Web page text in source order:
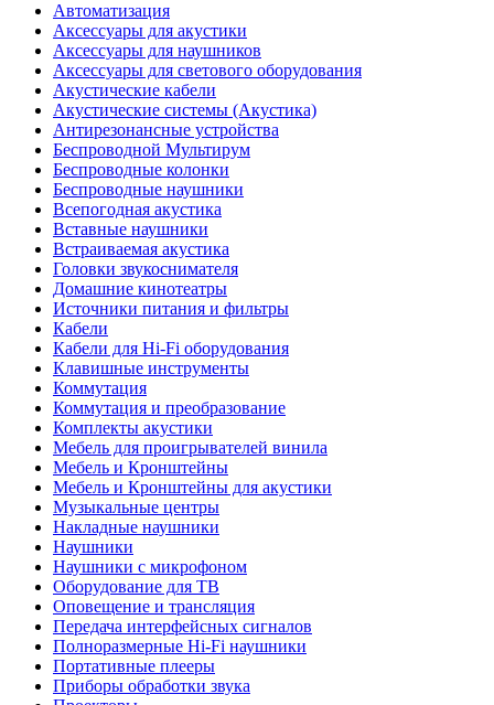
Автоматизация
Аксессуары для акустики
Аксессуары для наушников
Аксессуары для светового оборудования
Акустические кабели
Акустические системы (Акустика)
Антирезонансные устройства
Беспроводной Мультирум
Беспроводные колонки
Беспроводные наушники
Всепогодная акустика
Вставные наушники
Встраиваемая акустика
Головки звукоснимателя
Домашние кинотеатры
Источники питания и фильтры
Кабели
Кабели для Hi-Fi оборудования
Клавишные инструменты
Коммутация
Коммутация и преобразование
Комплекты акустики
Мебель для проигрывателей винила
Мебель и Кронштейны
Мебель и Кронштейны для акустики
Музыкальные центры
Накладные наушники
Наушники
Наушники с микрофоном
Оборудование для ТВ
Оповещение и трансляция
Передача интерфейсных сигналов
Полноразмерные Hi-Fi наушники
Портативные плееры
Приборы обработки звука